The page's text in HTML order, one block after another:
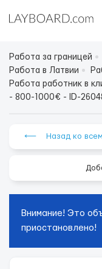
Работа за границей
Работа в Латвии
Работа работник в
- 800-1000€ - ID-
⟵ Назад ко всем
Внимание! Это
приостановлено!